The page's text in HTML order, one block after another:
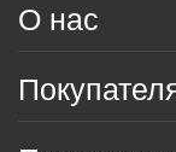
О нас